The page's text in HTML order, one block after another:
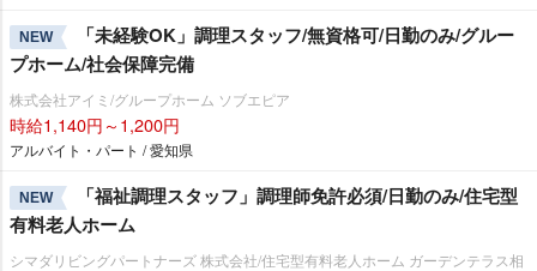
NEW
「未経験OK」調理スタッフ/無資格可/日勤のみ/グルー
プホーム/社会保障完備
株式会社アイミ/グループホーム ソブエピア
時給1,140円～1,200円
アルバイト・パート / 愛知県
NEW
「福祉調理スタッフ」調理師免許必須/日勤のみ/住宅型
有料老人ホーム
シマダリビングパートナーズ 株式会社/住宅型有料老人ホーム ガーデンテラス相